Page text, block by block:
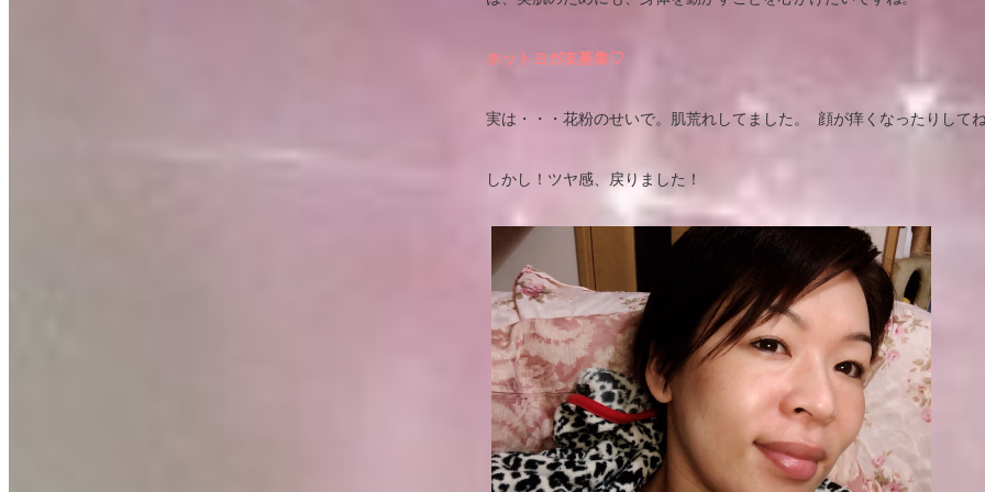
ホットヨガ友募集♡
実は・・・花粉のせいで。肌荒れしてました。 顔が痒くなったりして
しかし！ツヤ感、戻りました！